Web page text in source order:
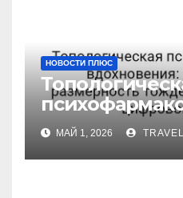
НОВОСТИ ПЛЮС
вдохновения:
размерность
масштабах
МАЙ 1, 2026